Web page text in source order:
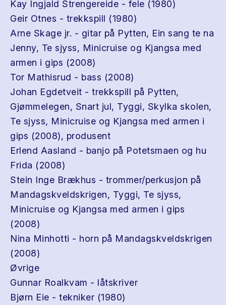
Kay Ingjald Strengereide - fele (1980)
Geir Otnes - trekkspill (1980)
Arne Skage jr. - gitar på Pytten, Ein sang te na
Jenny, Te sjyss, Minicruise og Kjangsa med
armen i gips (2008)
Tor Mathisrud - bass (2008)
Johan Egdetveit - trekkspill på Pytten,
Gjømmelegen, Snart jul, Tyggi, Skylka skolen,
Te sjyss, Minicruise og Kjangsa med armen i
gips (2008), produsent
Erlend Aasland - banjo på Potetsmaen og hu
Frida (2008)
Stein Inge Brækhus - trommer/perkusjon på
Mandagskveldskrigen, Tyggi, Te sjyss,
Minicruise og Kjangsa med armen i gips
(2008)
Nina Minhotti - horn på Mandagskveldskrigen
(2008)
Øvrige
Gunnar Roalkvam - låtskriver
Bjørn Eie - tekniker (1980)